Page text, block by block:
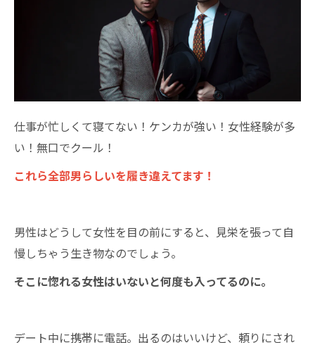
仕事が忙しくて寝てない！ケンカが強い！女性経験が多
い！無口でクール！
これら全部男らしいを履き違えてます！
男性はどうして女性を目の前にすると、見栄を張って自
慢しちゃう生き物なのでしょう。
そこに惚れる女性はいないと何度も入ってるのに。
デート中に携帯に電話。出るのはいいけど、頼りにされ